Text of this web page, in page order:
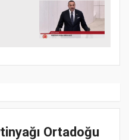
Ortadoğu